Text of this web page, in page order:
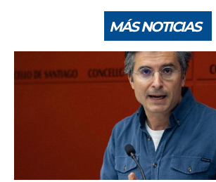
MÁS NOTICIAS